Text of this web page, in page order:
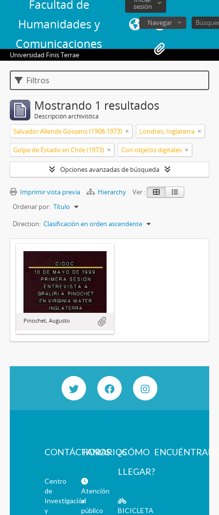
Facultad de
Humanidades y
Comunicaciones
sesión
Navegar
Universidad Finis Terrae
Filtros
Mostrando 1 resultados
Descripción archivística
Salvador Allende Gossens (1908-1973) Londres, Inglaterra
Golpe de Estado en Chile (1973) Con objetos digitales
Opciones avanzadas de búsqueda
Imprimir vista previa Hierarchy
Ver :
Ordenar por: Título
Direction: Clasificación en orden ascendente
Pinochet, Augusto
CONTÁCTANOS
Centro
de
Investigación
y
HORARIOS
Atención
al
público
¿CÓMO
LLEGAR?
BICICLETA